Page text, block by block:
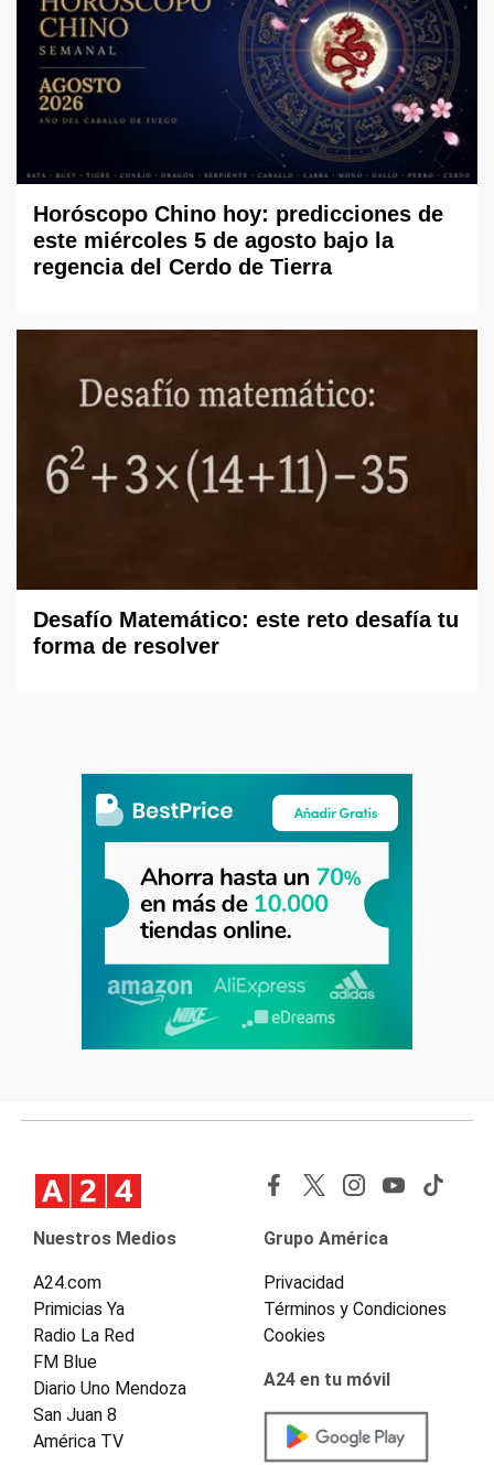
Horóscopo Chino hoy: predicciones de
este miércoles 5 de agosto bajo la
regencia del Cerdo de Tierra
Desafío Matemático: este reto desafía tu
forma de resolver
Nuestros Medios
A24.com
Primicias Ya
Radio La Red
FM Blue
Diario Uno Mendoza
San Juan 8
América TV
Grupo América
Privacidad
Términos y Condiciones
Cookies
A24 en tu móvil